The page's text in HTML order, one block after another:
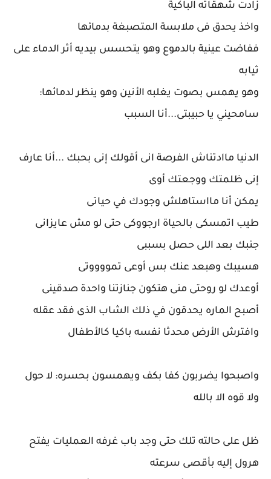
زادت شهقاته الباكية
واخذ يحدق فى ملابسة المتصبغة بدمائها
ففاضت عينية بالدموع وهو يتحسس بيديه أثر الدماء على
ثيابه
وهو يهمس بصوت يغلبه الأنين وهو ينظر لدمائها:
سامحيني يا حبيبتى...أنا السبب
الدنيا ماادتناش الفرصة انى أقولك إنى بحبك ...أنا عارف
إنى ظلمتك ووجعتك أوى
يمكن أنا مااستاهلش وجودك في حياتى
طيب اتمسكى بالحياة ارجووكى حتى لو مش عايزانى
جنبك بعد اللى حصل بسببى
هسيبك وهبعد عنك بس أوعى تمووووتى
أوعدك لو روحتى منى هتكون جنازتنا واحدة صدقينى
أصبح الماره يحدقون في ذلك الشاب الذى فقد عقله
وافترش الأرض محدثا نفسه باكيا كالأطفال
واصبحوا يضربون كفا بكف ويهمسون بحسره: لا حول
ولا قوه الا بالله
ظل على حالته تلك حتى وجد باب غرفه العمليات يفتح
هرول إليه بأقصى سرعته